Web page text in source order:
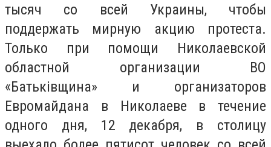
тысяч со всей Украины, чтобы
поддержать мирную акцию протеста.
Только при помощи Николаевской
областной организации ВО
«Батьківщина» и организаторов
Евромайдана в Николаеве в течение
одного дня, 12 декабря, в столицу